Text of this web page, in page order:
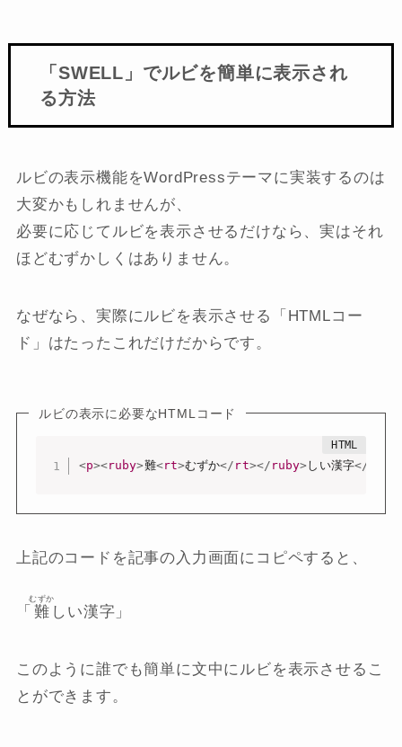
「SWELL」でルビを簡単に表示され
る方法
ルビの表示機能をWordPressテーマに実装するのは
大変かもしれませんが、
必要に応じてルビを表示させるだけなら、実はそれ
ほどむずかしくはありません。
なぜなら、実際にルビを表示させる「HTMLコー
ド」はたったこれだけだからです。
ルビの表示に必要なHTMLコード
<p><ruby>難<rt>むずか</ rt></ ruby>しい漢字</
上記のコードを記事の入力画面にコピペすると、
「 難
むずか
しい漢字」
このように誰でも簡単に文中にルビを表示させるこ
とができます。